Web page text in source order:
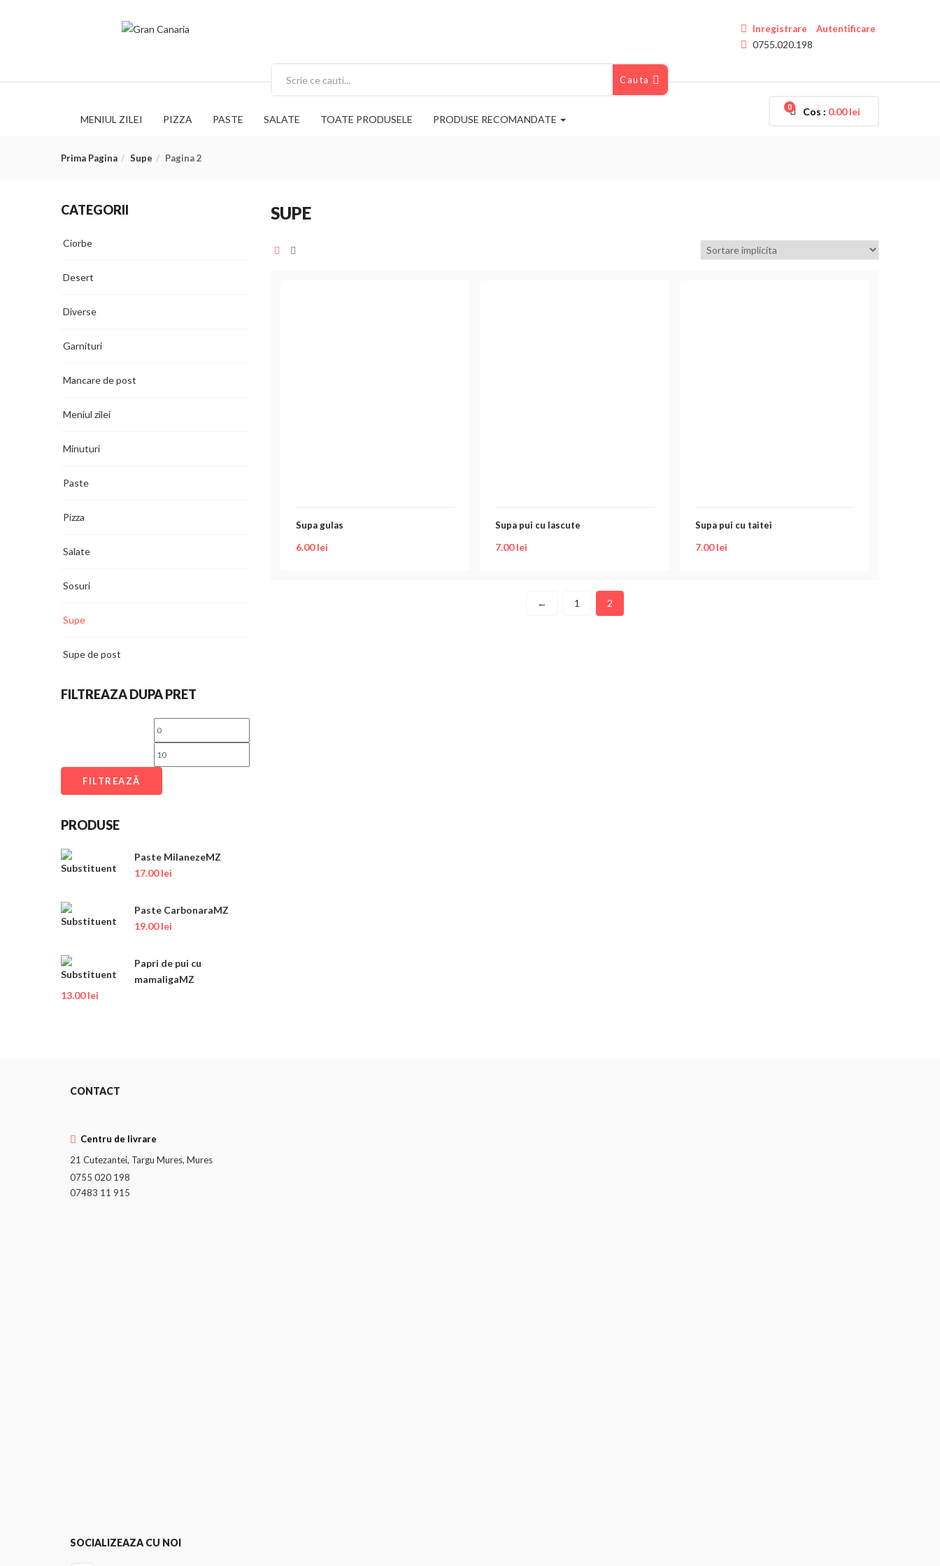
Inregistrare Autentificare
0755.020.198
Cauta
MENIUL ZILEI PIZZA PASTE SALATE TOATE PRODUSELE PRODUSE RECOMANDATE
Cos : 0.00lei
0
Prima Pagina Supe Pagina 2
SUPE
Supa gulas
6.00lei
Supa pui cu lascute
7.00lei
Supa pui cu taitei
7.00lei
← 1 2
CATEGORII
Ciorbe
Desert
Diverse
Garnituri
Mancare de post
Meniul zilei
Minuturi
Paste
Pizza
Salate
Sosuri
Supe
Supe de post
FILTREAZA DUPA PRET
FILTREAZĂ
PRODUSE
Paste MilanezeMZ
17.00lei
Paste CarbonaraMZ
19.00lei
Papri de pui cu
mamaligaMZ
13.00lei
CONTACT
Centru de livrare
21 Cutezantei, Targu Mures, Mures
0755 020 198
07483 11 915
SOCIALIZEAZA CU NOI